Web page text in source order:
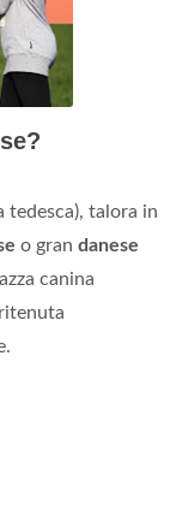
tedesca), talora in
o gran danese
canina